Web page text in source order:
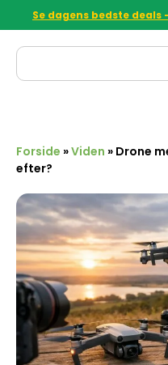
Se dagens bedste
Forside »Viden » Drone
efter?